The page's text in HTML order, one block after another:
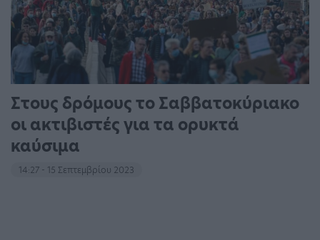
Στους δρόμους το Σαββατοκύριακο
οι ακτιβιστές για τα ορυκτά
καύσιμα
14:27 - 15 Σεπτεμβρίου 2023